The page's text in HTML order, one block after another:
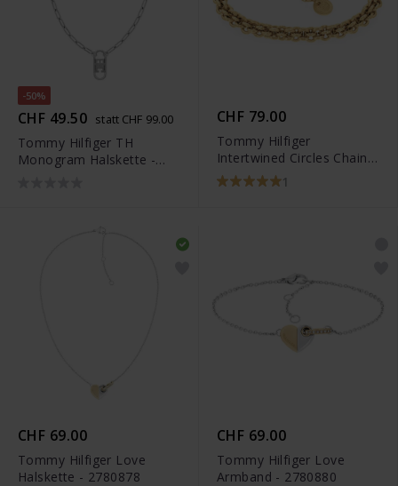
-50%
CHF 49.50 statt CHF 99.00
Tommy Hilfiger TH
Monogram Halskette -
CHF 79.00
Tommy Hilfiger
Intertwined Circles Chain
Armband - 2780842
1
CHF 69.00
Tommy Hilfiger Love
Halskette - 2780878
CHF 69.00
Tommy Hilfiger Love
Armband - 2780880